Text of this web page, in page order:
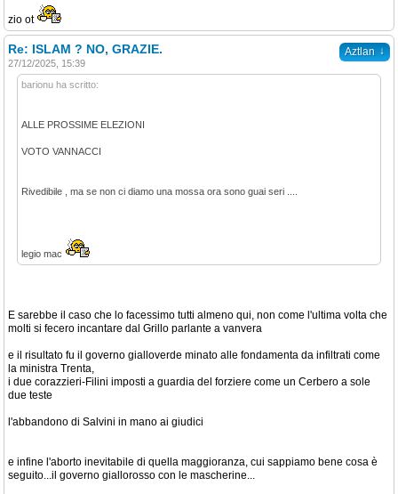
zio ot
Aztlan ↓
Re: ISLAM ? NO, GRAZIE.
27/12/2025, 15:39
barionu ha scritto:
ALLE PROSSIME ELEZIONI
VOTO VANNACCI
Rivedibile , ma se non ci diamo una mossa ora sono guai seri ....
legio mac
E sarebbe il caso che lo facessimo tutti almeno qui, non come l'ultima volta che
molti si fecero incantare dal Grillo parlante a vanvera
e il risultato fu il governo gialloverde minato alle fondamenta da infiltrati come
la ministra Trenta,
i due corazzieri-Filini imposti a guardia del forziere come un Cerbero a sole
due teste
l'abbandono di Salvini in mano ai giudici
e infine l'aborto inevitabile di quella maggioranza, cui sappiamo bene cosa è
seguito...il governo giallorosso con le mascherine...